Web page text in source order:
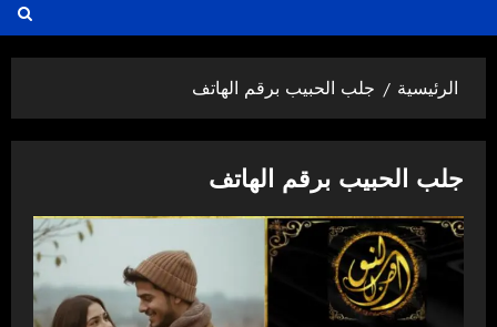
الرئيسية جلب الحبيب برقم الهاتف
جلب الحبيب برقم الهاتف